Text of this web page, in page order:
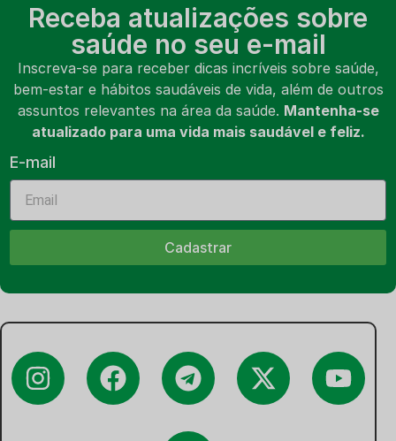
Receba atualizações sobre
saúde no seu e-mail
Inscreva-se para receber dicas incríveis sobre saúde,
bem-estar e hábitos saudáveis de vida, além de outros
assuntos relevantes na área da saúde. Mantenha-se
atualizado para uma vida mais saudável e feliz.
E-mail
Cadastrar